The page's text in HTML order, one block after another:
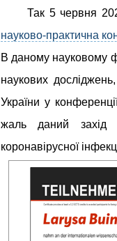
Так 5 червня
науково-практична
В даному науковому
наукових
України у
жаль даний захід
коронавірусної